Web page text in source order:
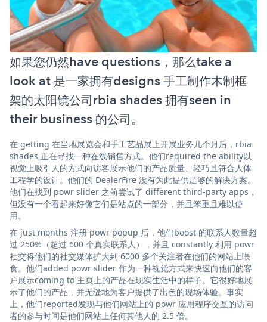
如果您仍然have questions，那么take a
look at 是一家拥有designs 手工制作木制框
架的太阳镜公司rbia shades 拥有seen in
their business 的公司。
在 getting 在当地展览会和手工艺品展上开展业务几个月后，rbia
shades 正在寻找一种在线销售方式。他们required the ability以
视觉上吸引人的方式向访客展示他们的产品质量、轻巧且符合人体
工程学的设计。他们的 DealerFire 没有为此提供足够的解决方案。
他们在找到 powr slider 之前尝试了 different third-party apps，
但没有一个看起来好像它们是站点的一部分，并且笨重且难以使
用。
在 just months 注册 powr popup 后，他们boost 的联系人数量超
过 250%（超过 600 个真实联系人），并且 constantly 利用 powr
社交将他们的社交媒体扩大到 6000 多个关注者在他们的网站上喂
食。他们added powr slider 作为一种视觉方式来快速向他们的客
户展示coming to 主页上的产品在现实生活中的样子。它很好地展
示了他们的产品，并无缝地为客户提供了出色的现场体验。事实
上，他们reported发现与他们网站上的 powr 应用程序交互的访问
者的参与时间是他们网站上任何其他人的 2.5 倍。